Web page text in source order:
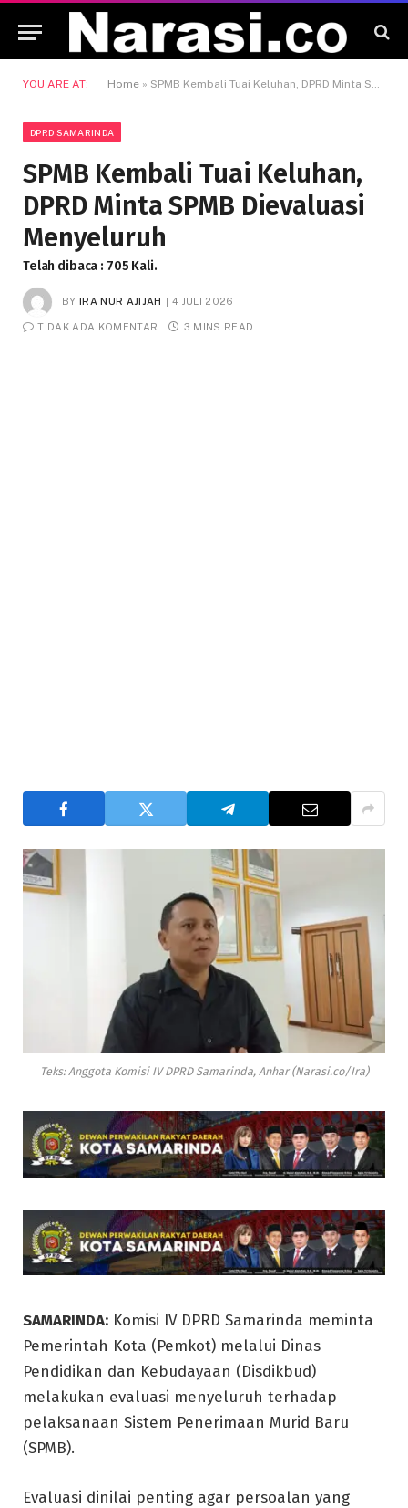
YOU ARE AT: Home » SPMB Kembali Tuai Keluhan, DPRD Minta SPMB Dievaluasi Menyeluruh
DPRD SAMARINDA
SPMB Kembali Tuai Keluhan,
DPRD Minta SPMB Dievaluasi
Menyeluruh
Telah dibaca : 705 Kali.
BY IRA NUR AJIJAH 4 JULI 2026
TIDAK ADA KOMENTAR 3 MINS READ
Teks: Anggota Komisi IV DPRD Samarinda, Anhar (Narasi.co/Ira)
SAMARINDA: Komisi IV DPRD Samarinda meminta
Pemerintah Kota (Pemkot) melalui Dinas
Pendidikan dan Kebudayaan (Disdikbud)
melakukan evaluasi menyeluruh terhadap
pelaksanaan Sistem Penerimaan Murid Baru
(SPMB).
Evaluasi dinilai penting agar persoalan yang